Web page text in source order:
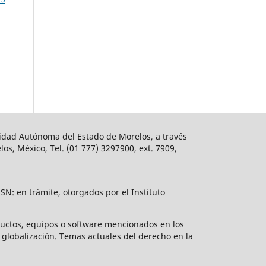
Autónoma del Estado de Morelos, a través
México, Tel. (01 777) 3297900, ext. 7909,
en trámite, otorgados por el Instituto
equipos o software mencionados en los
Temas actuales del derecho en la